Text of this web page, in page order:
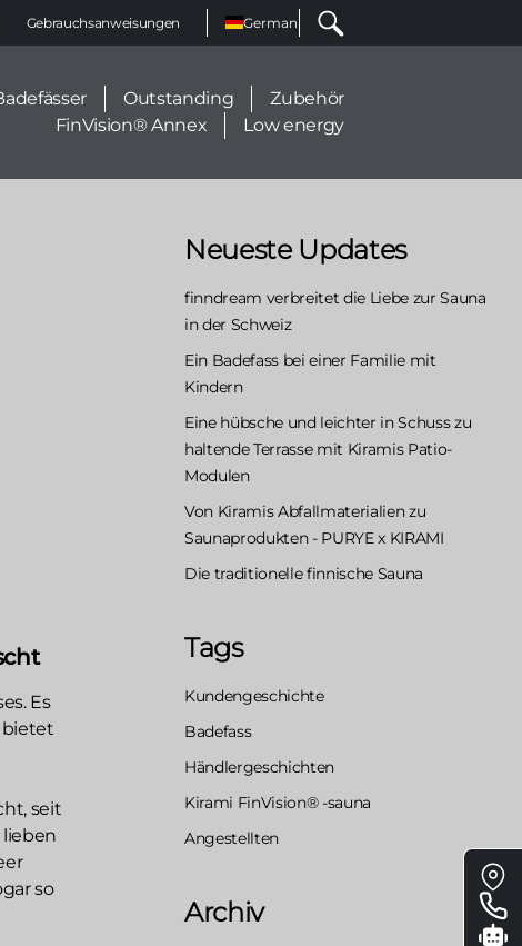
Gebrauchsanweisungen
Select
your
Outstanding
Zubehör
FinVision® Annex
Low energy
Es
bietet
seit
lieben
so
Neueste Updates
finndream verbreitet die Liebe zur Sauna
in der Schweiz
Ein Badefass bei einer Familie mit
Kindern
Eine hübsche und leichter in Schuss zu
haltende Terrasse mit Kiramis Patio-
Modulen
Von Kiramis Abfallmaterialien zu
Saunaprodukten - PURYE x KIRAMI
Die traditionelle finnische Sauna
Tags
Kundengeschichte
Badefass
Händlergeschichten
Kirami FinVision® -sauna
Angestellten
Archiv